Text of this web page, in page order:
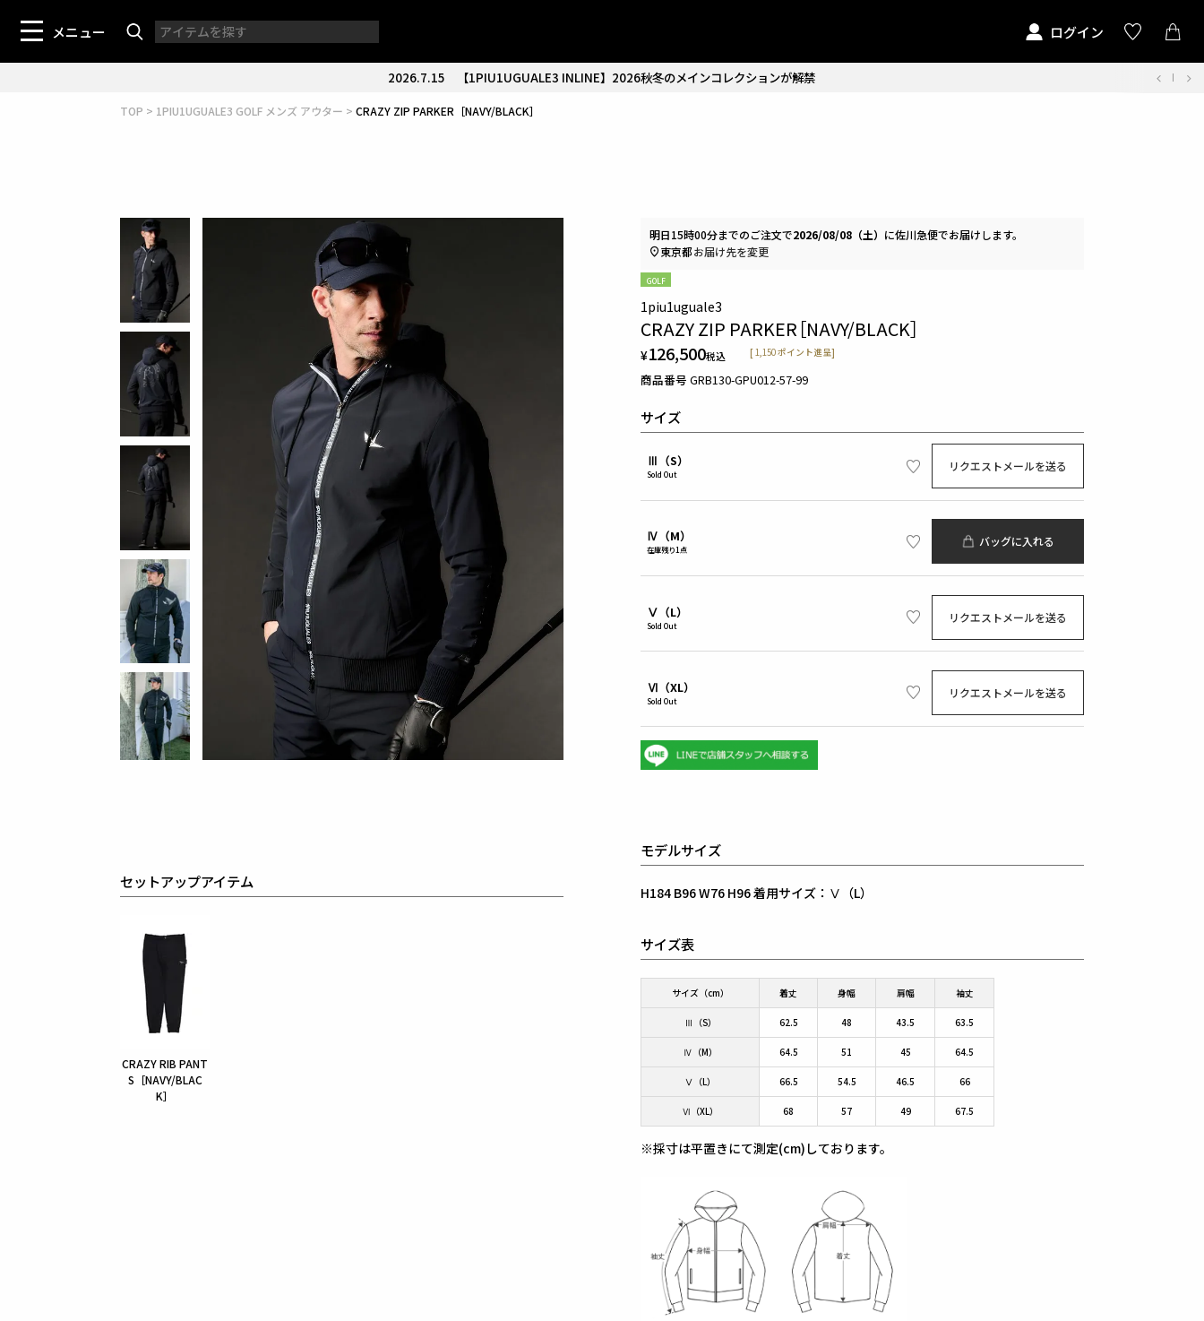
メニュー ログイン
2026.7.15 【1PIU1UGUALE3 INLINE】2026秋冬のメインコレクションが解禁
TOP 1PIU1UGUALE3 GOLF メンズ アウター CRAZY ZIP PARKER［NAVY/BLACK］
GOLF
1piu1uguale3
CRAZY ZIP PARKER［NAVY/BLACK］
¥126,500税込 [ 1,150ポイント進呈]
商品番号 GRB130-GPU012-57-99
サイズ
Ⅲ（S）
Sold Out
リクエストメールを送る
Ⅳ（M）
在庫残り1点
バッグに入れる
Ⅴ（L）
Sold Out
リクエストメールを送る
Ⅵ（XL）
Sold Out
リクエストメールを送る
明日15時00分までのご注文で2026/08/08（土） に佐川急便でお届けします。
東京都お届け先を変更
セットアップアイテム
CRAZY RIB PANT
S［NAVY/BLAC
K］
モデルサイズ
H184 B96 W76 H96 着用サイズ：Ⅴ（L）
サイズ表
サイズ（cm） 着丈 身幅 肩幅 袖丈
Ⅲ（S） 62.5 48 43.5 63.5
Ⅳ（M） 64.5 51 45 64.5
Ⅴ（L） 66.5 54.5 46.5 66
Ⅵ（XL） 68 57 49 67.5
※採寸は平置きにて測定(cm)しております。